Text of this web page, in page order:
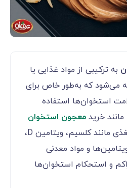
به ترکیبی از مواد غذایی یا
می‌شود که به‌طور خاص برای
استخوان‌ها استفاده
خریدمعجون استخوان
پرهلو، حاوی مواد مغذی مانند کلسیم، ویتامین D،
و مواد معدنی
و استحکام استخوان‌ها